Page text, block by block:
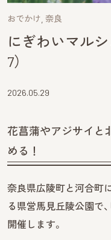
おでかけ 奈良
にぎわいマル
7）
2026.05.29
花菖蒲やアジサイと
める！
奈良県広陵町と河合町
る県営馬見丘陵公園で
開催します。